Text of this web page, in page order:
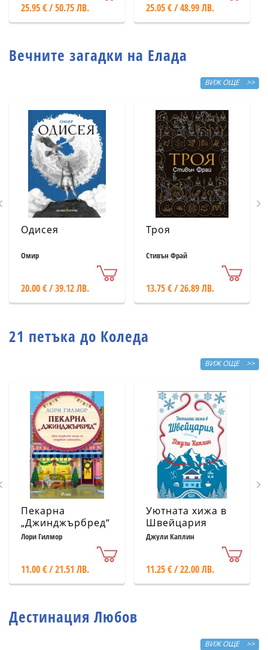
25.95 € / 50.75 ЛВ. 25.05 € / 48.99 ЛВ.
Вечните загадки на Елада
ВИЖ ОЩЕ >>
Одисея
Омир
20.00 € / 39.12 ЛВ.
Троя
Стивън Фрай
13.75 € / 26.89 ЛВ.
21 петъка до Коледа
ВИЖ ОЩЕ >>
Пекарна
„Джинджърбред“
(с цветни
Лори Гилмор
11.00 € / 21.51 ЛВ.
Уютната хижа в
Швейцария
Джули Каплин
11.25 € / 22.00 ЛВ.
Дестинация Любов
ВИЖ ОЩЕ >>